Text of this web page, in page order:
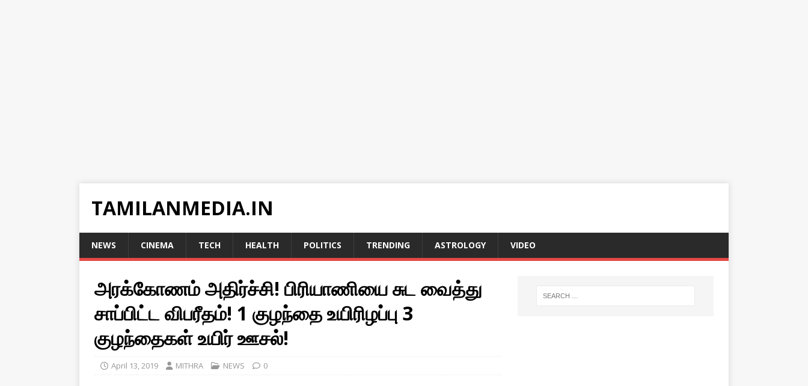
TAMILANMEDIA.IN
NEWS CINEMA TECH HEALTH POLITICS TRENDING ASTROLOGY VIDEO
அரக்கோணம் அதிர்ச்சி! பிரியாணியை சுட வைத்து
சாப்பிட்ட விபரீதம்! 1 குழந்தை உயிரிழப்பு 3
குழந்தைகள் உயிர் ஊசல்!
April 13, 2019 MITHRA NEWS 0